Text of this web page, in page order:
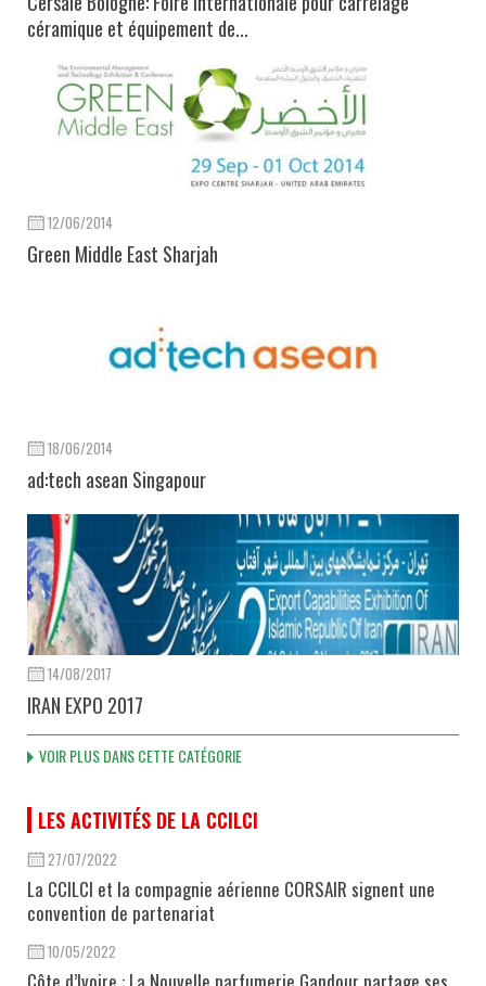
céramique et équipement de...
12/06/2014
Green Middle East Sharjah
18/06/2014
ad:tech asean Singapour
14/08/2017
IRAN EXPO 2017
VOIR PLUS DANS CETTE CATÉGORIE
LES ACTIVITÉS DE LA CCILCI
27/07/2022
La CCILCI et la compagnie aérienne CORSAIR signent une
convention de partenariat
10/05/2022